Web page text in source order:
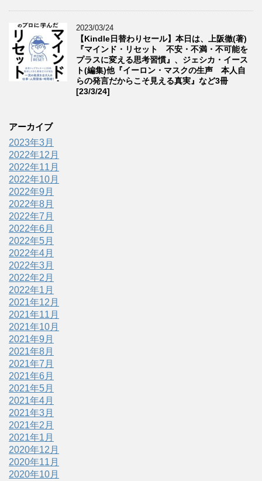
2023/03/24
【Kindle日替わりセール】本日は、上阪徹(著)
『マインド・リセット 不安・不満・不可能を
プラスに変える思考習慣』、ジェシカ・イース
ト(編集)他『イーロン・マスクの生声 本人自
らの発言だからこそ見える真実』など3冊
[23/3/24]
アーカイブ
2023年3月
2022年12月
2022年11月
2022年10月
2022年9月
2022年8月
2022年7月
2022年6月
2022年5月
2022年4月
2022年3月
2022年2月
2022年1月
2021年12月
2021年11月
2021年10月
2021年9月
2021年8月
2021年7月
2021年6月
2021年5月
2021年4月
2021年3月
2021年2月
2021年1月
2020年12月
2020年11月
2020年10月